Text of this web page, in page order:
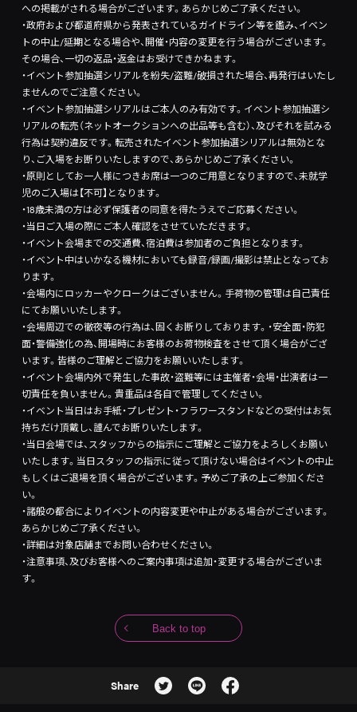
への掲載がされる場合がございます。あらかじめご了承ください。
・政府および都道府県から発表されているガイドライン等を鑑み、イベン
トの中止/延期となる場合や、開催・内容の変更を行う場合がございます。
その場合、一切の返品・返金はお受けできかねます。
・イベント参加抽選シリアルを紛失/盗難/破損された場合、再発行はいたし
ませんのでご注意ください。
・イベント参加抽選シリアルはご本人のみ有効です。イベント参加抽選シ
リアルの転売（ネットオークションへの出品等も含む）、及びそれを試みる
行為は契約違反です。転売されたイベント参加抽選シリアルは無効とな
り、ご入場をお断りいたしますので、あらかじめご了承ください。
・原則としてお一人様につきお席は一つのご用意となりますので、未就学
児のご入場は【不可】となります。
・18歳未満の方は必ず保護者の同意を得たうえでご応募ください。
・当日ご入場の際にご本人確認をさせていただきます。
・イベント会場までの交通費、宿泊費は参加者のご負担となります。
・イベント中はいかなる機材においても録音/録画/撮影は禁止となってお
ります。
・会場内にロッカーやクロークはございません。手荷物の管理は自己責任
にてお願いいたします。
・会場周辺での徹夜等の行為は、固くお断りしております。・安全面・防犯
面・警備強化の為、開場時にお客様のお荷物検査をさせて頂く場合がござ
います。皆様のご理解とご協力をお願いいたします。
・イベント会場内外で発生した事故・盗難等には主催者・会場・出演者は一
切責任を負いません。貴重品は各自で管理してください。
・イベント当日はお手紙・プレゼント・フラワースタンドなどの受付はお気
持ちだけ頂戴し、謹んでお断りいたします。
・当日会場では、スタッフからの指示にご理解とご協力をよろしくお願い
いたします。当日スタッフの指示に従って頂けない場合はイベントの中止
もしくはご退場を頂く場合がございます。予めご了承の上ご参加くださ
い。
・諸般の都合によりイベントの内容変更や中止がある場合がございます。
あらかじめご了承ください。
・詳細は対象店舗までお問い合わせください。
・注意事項、及びお客様へのご案内事項は追加・変更する場合がございま
す。
Back to top
Share